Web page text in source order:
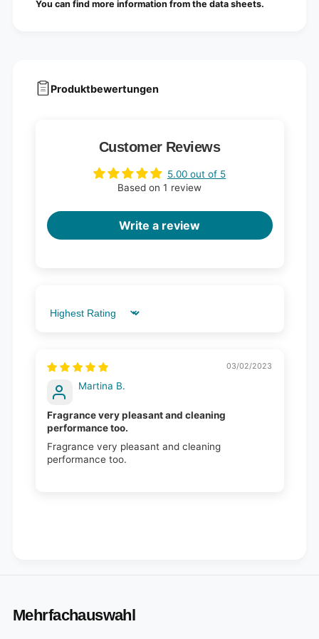
You can find more information from the data sheets.
Produktbewertungen
Customer Reviews
5.00 out of 5
Based on 1 review
Write a review
Sort by
03/02/2023
Martina B.
Fragrance very pleasant and cleaning
performance too.
Fragrance very pleasant and cleaning
performance too.
Mehrfachauswahl